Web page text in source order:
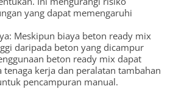
yang dapat memengaruhi
Meskipun biaya beton ready mix
daripada beton yang dicampur
beton ready mix dapat
tenaga kerja dan peralatan tambahan
pencampuran manual.